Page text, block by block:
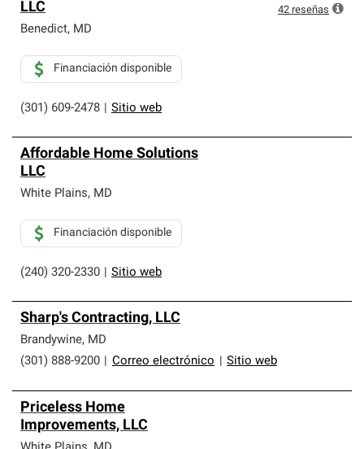
LLC
Benedict, MD
(301) 609-2478 Sitio web
Financiación disponible
42 reseñas
Affordable Home Solutions
LLC
White Plains, MD
(240) 320-2330 Sitio web
Financiación disponible
Sharp's Contracting, LLC
Brandywine, MD
(301) 888-9200
Correo electrónico Sitio web
Priceless Home
Improvements, LLC